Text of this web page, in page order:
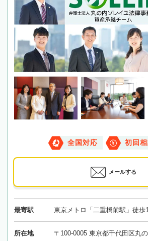
全国対応 初回
メールする
最寄駅 東京メトロ「二重橋前駅」徒歩
所在地 〒100-0005 東京都千代田区丸